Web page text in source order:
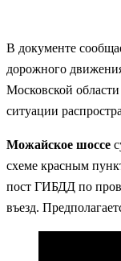
В документе
дорожного
Московской
ситуации
Можайское шоссе
схеме красным
пост ГИБДД по
въезд.